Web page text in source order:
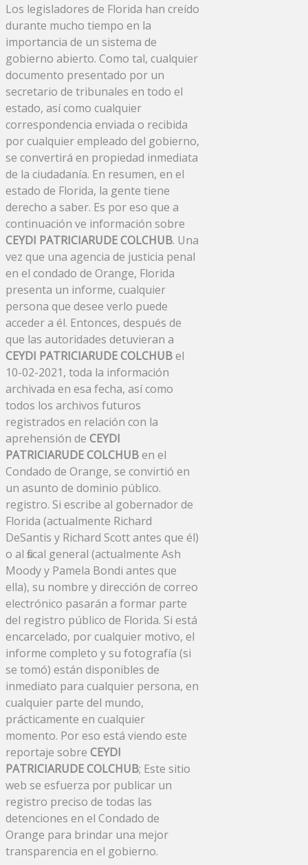
Los legisladores de Florida han creído
durante mucho tiempo en la
importancia de un sistema de
gobierno abierto. Como tal, cualquier
documento presentado por un
secretario de tribunales en todo el
estado, así como cualquier
correspondencia enviada o recibida
por cualquier empleado del gobierno,
se convertirá en propiedad inmediata
de la ciudadanía. En resumen, en el
estado de Florida, la gente tiene
derecho a saber. Es por eso que a
continuación ve información sobre
CEYDI PATRICIARUDE COLCHUB. Una
vez que una agencia de justicia penal
en el condado de Orange, Florida
presenta un informe, cualquier
persona que desee verlo puede
acceder a él. Entonces, después de
que las autoridades detuvieran a
CEYDI PATRICIARUDE COLCHUBel
10-02-2021, toda la información
archivada en esa fecha, así como
todos los archivos futuros
registrados en relación con la
aprehensión de CEYDI
PATRICIARUDE COLCHUBen el
Condado de Orange, se convirtió en
un asunto de dominio público.
registro. Si escribe al gobernador de
Florida (actualmente Richard
DeSantis y Richard Scott antes que él)
o al fiscal general (actualmente Ash
Moody y Pamela Bondi antes que
ella), su nombre y dirección de correo
electrónico pasarán a formar parte
del registro público de Florida. Si está
encarcelado, por cualquier motivo, el
informe completo y su fotografía (si
se tomó) están disponibles de
inmediato para cualquier persona, en
cualquier parte del mundo,
prácticamente en cualquier
momento. Por eso está viendo este
reportaje sobre CEYDI
PATRICIARUDE COLCHUB; Este sitio
web se esfuerza por publicar un
registro preciso de todas las
detenciones en el Condado de
Orange para brindar una mejor
transparencia en el gobierno.